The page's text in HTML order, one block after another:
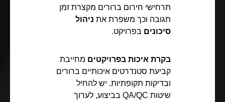
תרחישי חירום ברורים מקצרת זמן
תגובה וכך משפרת את ניהול
סיכונים בפרויקט.
בקרת איכות בפרויקטים מחייבת
קביעת סטנדרטים איכותיים ברורים
ובדיקות תקופתיות. יש להחיל
שיטות QA/QC בביצוע, לערוך